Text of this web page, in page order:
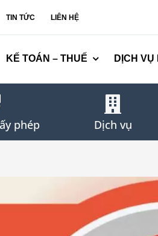
TIN TỨC LIÊN HỆ
KẾ TOÁN – THUẾ DỊCH VỤ
phép Dịch vụ